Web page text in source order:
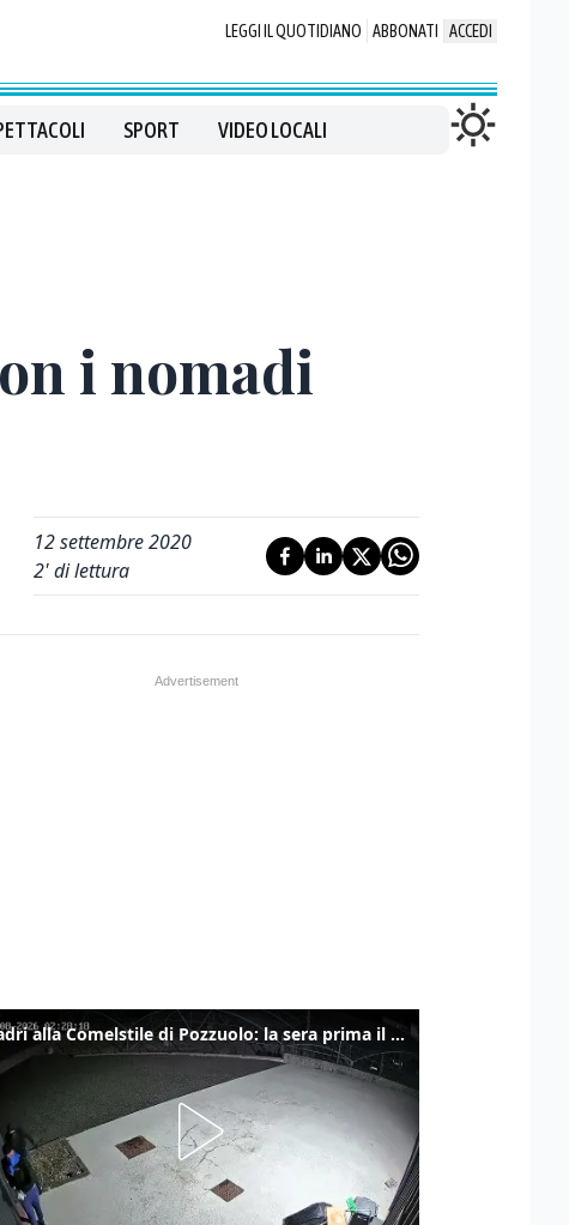
LEGGI IL QUOTIDIANO ABBONATI ACCEDI
SPORT VIDEO LOCALI
i nomadi
12 settembre 2020
2' di lettura
Ladri alla Comelstile di Pozzuolo: la sera prima il tentato furto a Buja, ecco le immagini